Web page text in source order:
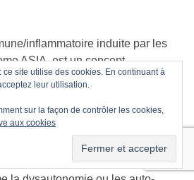
inflammatoire induite par les
ASIA, est un concept
relier certaines réactions
Les publications de 2023 et
recherche progresse, notamment
immunologiques, des
impliqués et de possibles
site utilise des cookies. En continuant à
leur utilisation.
sur la façon de contrôler les cookies,
aux cookies